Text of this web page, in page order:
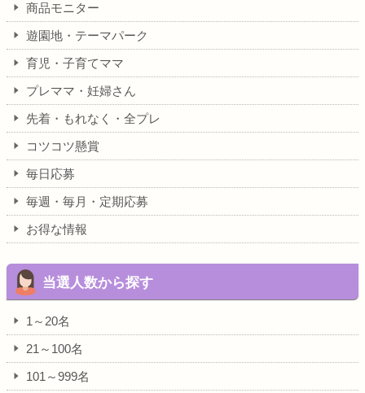
商品モニター
遊園地・テーマパーク
育児・子育てママ
プレママ・妊婦さん
先着・もれなく・全プレ
コツコツ懸賞
毎日応募
毎週・毎月・定期応募
お得な情報
当選人数から探す
1～20名
21～100名
101～999名